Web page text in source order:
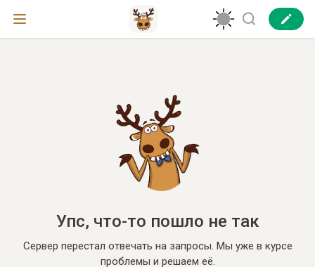
Упс, что-то пошло не так
Сервер перестал отвечать на запросы. Мы уже в курсе
проблемы и решаем её.